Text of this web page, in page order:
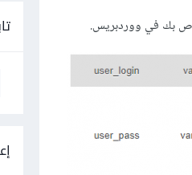
بك في ووردبريس.